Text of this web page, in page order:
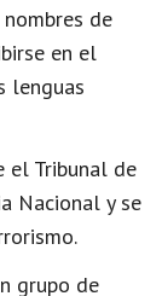
de
en el
lenguas
el Tribunal de
Nacional y se
grupo de